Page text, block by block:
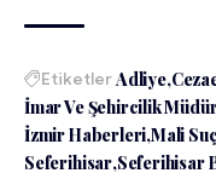
EtiketlerAdliye
İmar Ve Şehircilik
İzmir Haberleri Mali
Seferihisar Seferihisar